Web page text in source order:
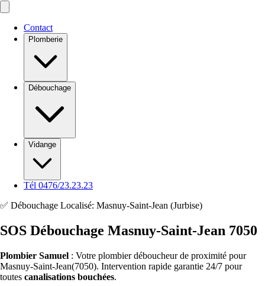
Contact
Plomberie
Débouchage
Vidange
Tél 0476/23.23.23
✅ Débouchage Localisé: Masnuy-Saint-Jean (Jurbise)
SOS Débouchage Masnuy-Saint-Jean 7050
Plombier Samuel : Votre plombier déboucheur de proximité pour
Masnuy-Saint-Jean(7050). Intervention rapide garantie 24/7 pour
toutes canalisations bouchées.